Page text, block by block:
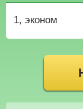
1, эконом